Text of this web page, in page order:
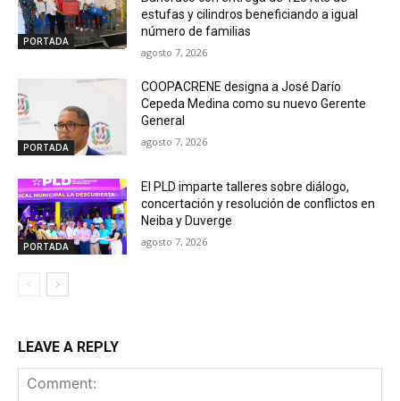
PORTADA
estufas y cilindros beneficiando a igual
número de familias
agosto 7, 2026
PORTADA
COOPACRENE designa a José Darío
Cepeda Medina como su nuevo Gerente
General
agosto 7, 2026
PORTADA
El PLD imparte talleres sobre diálogo,
concertación y resolución de conflictos en
Neiba y Duverge
agosto 7, 2026
LEAVE A REPLY